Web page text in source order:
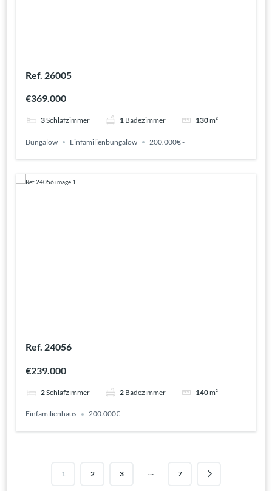
Ref. 26005
€369.000
3Schlafzimmer 1 Badezimmer 130m²
Bungalow Einfamilienbungalow 200.000€ -
Ref. 24056
€239.000
2Schlafzimmer 2 Badezimmer 140m²
Einfamilienhaus 200.000€ -
1 2 3 … 7